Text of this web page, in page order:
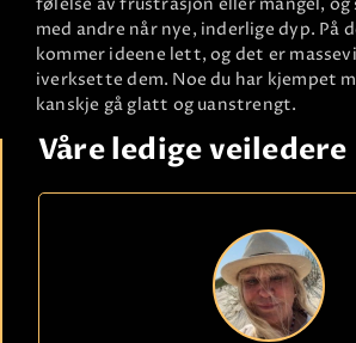
med andre når nye, inderlige dyp. På
kommer ideene lett, og det er
iverksette dem. Noe du har kjempet
kanskje gå glatt og uanstrengt.
Våre ledige veiledere